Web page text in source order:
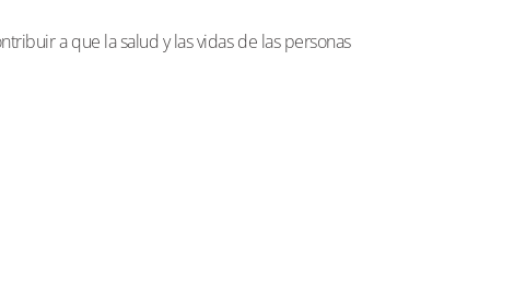
a que la salud y las vidas de las personas